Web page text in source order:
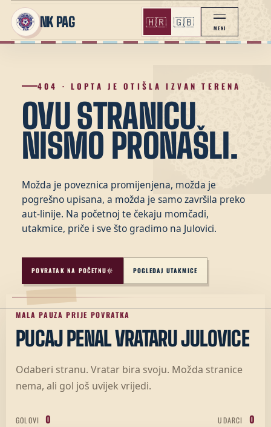
NK PAG 🇭🇷 🇬🇧 MENI
404 · LOPTA JE OTIŠLA IZVAN TERENA
OVU STRANICU
NISMO PRONAŠLI.
Možda je poveznica promijenjena, možda je
pogrešno upisana, a možda je samo završila preko
aut-linije. Na početnoj te čekaju momčadi,
utakmice, priče i sve što gradimo na Julovici.
POVRATAK NA POČETNU POGLEDAJ UTAKMICE
MALA PAUZA PRIJE POVRATKA
PUCAJ PENAL VRATARU JULOVICE
Odaberi stranu. Vratar bira svoju. Možda stranice
nema, ali gol još uvijek vrijedi.
GOLOVI 0 UDARCI 0